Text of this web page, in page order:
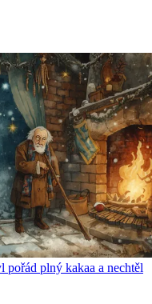
pořád plný kakaa a nechtěl